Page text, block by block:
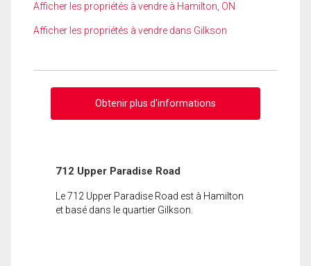
Afficher les propriétés à vendre à Hamilton, ON
Afficher les propriétés à vendre dans Gilkson
Obtenir plus d'informations
712 Upper Paradise Road
Le 712 Upper Paradise Road est à Hamilton
et basé dans le quartier Gilkson.